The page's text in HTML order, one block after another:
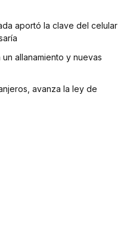
aportó la clave del celular
allanamiento y nuevas
avanza la ley de